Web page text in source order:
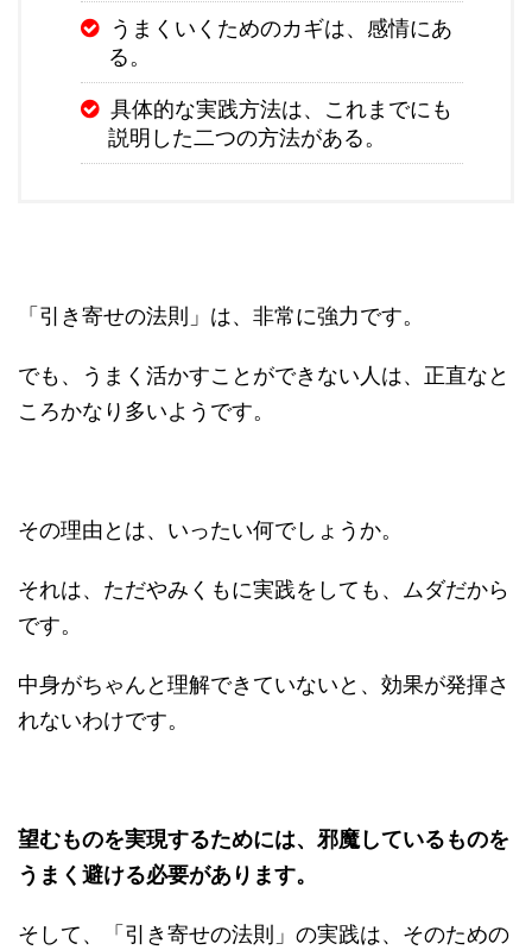
うまくいくためのカギは、感情にあ
る。
具体的な実践方法は、これまでにも
説明した二つの方法がある。
「引き寄せの法則」は、非常に強力です。
でも、うまく活かすことができない人は、正直なと
ころかなり多いようです。
その理由とは、いったい何でしょうか。
それは、ただやみくもに実践をしても、ムダだから
です。
中身がちゃんと理解できていないと、効果が発揮さ
れないわけです。
望むものを実現するためには、邪魔しているものを
うまく避ける必要があります。
そして、「引き寄せの法則」の実践は、そのための